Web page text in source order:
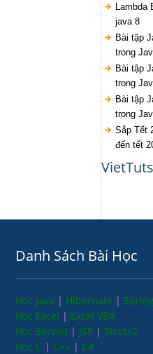
Lambda
java 8
Bài tập
trong
Bài tập
trong
Bài tập
trong
Sắp Tết
đến tết
Danh Sách Bài Học
Học Java | Hibernate |
Học Excel | Excel VBA
Học Servlet | JSP | Struts2
Học C | C++ | C#